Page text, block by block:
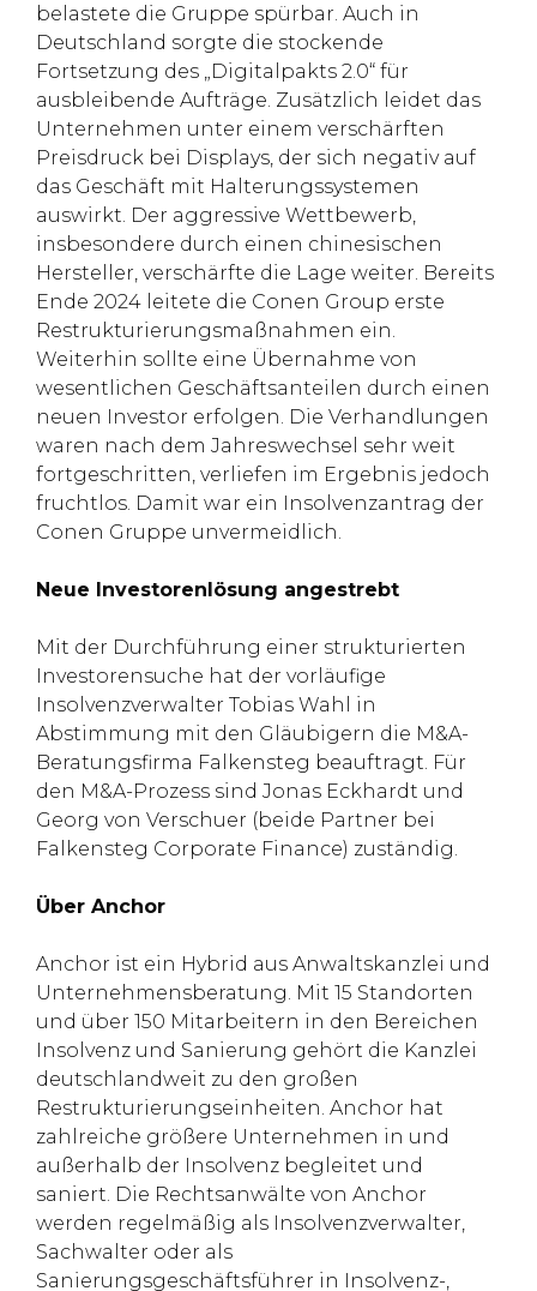
belastete die Gruppe spürbar. Auch in
Deutschland sorgte die stockende
Fortsetzung des „Digitalpakts 2.0“ für
ausbleibende Aufträge. Zusätzlich leidet das
Unternehmen unter einem verschärften
Preisdruck bei Displays, der sich negativ auf
das Geschäft mit Halterungssystemen
auswirkt. Der aggressive Wettbewerb,
insbesondere durch einen chinesischen
Hersteller, verschärfte die Lage weiter. Bereits
Ende 2024 leitete die Conen Group erste
Restrukturierungsmaßnahmen ein.
Weiterhin sollte eine Übernahme von
wesentlichen Geschäftsanteilen durch einen
neuen Investor erfolgen. Die Verhandlungen
waren nach dem Jahreswechsel sehr weit
fortgeschritten, verliefen im Ergebnis jedoch
fruchtlos. Damit war ein Insolvenzantrag der
Conen Gruppe unvermeidlich.
Neue Investorenlösung angestrebt
Mit der Durchführung einer strukturierten
Investorensuche hat der vorläufige
Insolvenzverwalter Tobias Wahl in
Abstimmung mit den Gläubigern die M&A-
Beratungsfirma Falkensteg beauftragt. Für
den M&A-Prozess sind Jonas Eckhardt und
Georg von Verschuer (beide Partner bei
Falkensteg Corporate Finance) zuständig.
Über Anchor
Anchor ist ein Hybrid aus Anwaltskanzlei und
Unternehmensberatung. Mit 15 Standorten
und über 150 Mitarbeitern in den Bereichen
Insolvenz und Sanierung gehört die Kanzlei
deutschlandweit zu den großen
Restrukturierungseinheiten. Anchor hat
zahlreiche größere Unternehmen in und
außerhalb der Insolvenz begleitet und
saniert. Die Rechtsanwälte von Anchor
werden regelmäßig als Insolvenzverwalter,
Sachwalter oder als
Sanierungsgeschäftsführer in Insolvenz-,